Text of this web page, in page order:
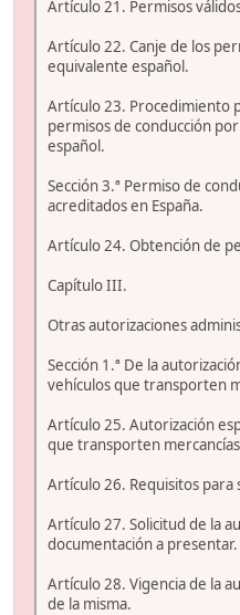
Artículo 21. Permisos
Artículo 22. Canje de los
equivalente español.
Artículo 23. Procedimiento
permisos de conducción
español.
Sección 3.ª Permiso de
acreditados en España.
Artículo 24. Obtención de
Capítulo III.
Otras autorizaciones
Sección 1.ª De la
vehículos que transporten
Artículo 25. Autorización
que transporten
Artículo 26. Requisitos para
Artículo 27. Solicitud de la
documentación a presentar.
Artículo 28. Vigencia de la
de la misma.